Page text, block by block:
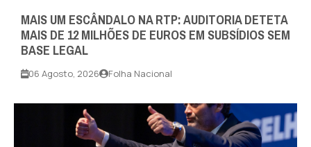
MAIS UM ESCÂNDALO NA RTP: AUDITORIA DETETA
MAIS DE 12 MILHÕES DE EUROS EM SUBSÍDIOS SEM
BASE LEGAL
06 Agosto, 2026 Folha Nacional